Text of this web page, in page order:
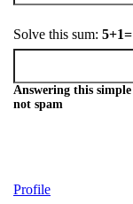
Solve this sum: 5+1=
Answering this
not spam
Profile